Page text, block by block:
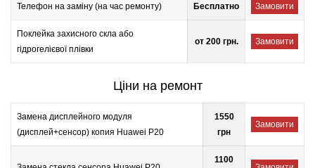
Телефон на заміну (на час ремонту) Бесплатно Замовити
Поклейка захисного скла або
гідрогелієвої плівки
от 200 грн. Замовити
Ціни на ремонт
Замена дисплейного модуля
(дисплей+сенсор) копия Huawei P20
1550
грн
Замовити
1100